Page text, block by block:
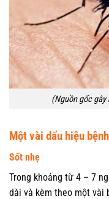
(Nguồn gốc
Một vài dấu hiệu
Sốt nhẹ
Trong khoảng từ 4 – 7
dài và kèm theo một vài